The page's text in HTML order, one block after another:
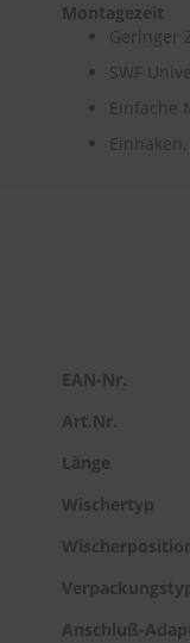
Montagezeit
Geringer
SWF
Einfache
EAN-Nr.
Art.Nr.
Länge
Wischertyp
Anschluß-